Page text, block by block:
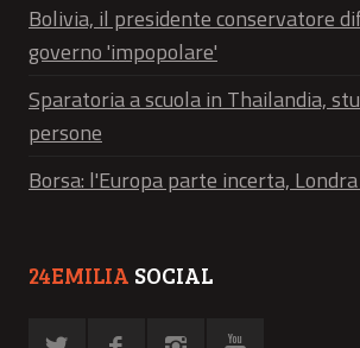
Bolivia, il presidente conservatore
governo 'impopolare'
Sparatoria a scuola in Thailandia,
persone
Borsa: l'Europa parte incerta,
24EMILIA SOCIAL